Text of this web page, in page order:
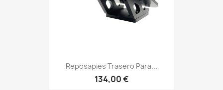
Reposapies Trasero Para...
134,00 €